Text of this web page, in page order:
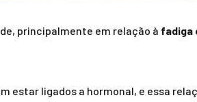
principalmente em relação à fadiga
estar ligados a hormonal, e essa